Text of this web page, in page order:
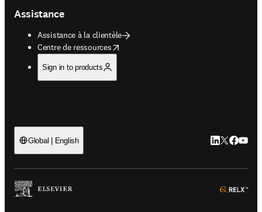
Assistance
Assistance à la clientèle
Centre de ressources
opens in new tab/window
Sign in to products
Global | English LinkedIn
Twitter